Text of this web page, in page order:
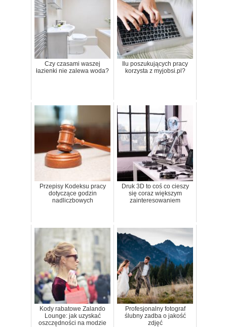
Czy czasami waszej
łazienki nie zalewa woda?
Ilu poszukujących pracy
korzysta z myjobsi.pl?
Przepisy Kodeksu pracy
dotyczące godzin
nadliczbowych
Druk 3D to coś co cieszy
się coraz większym
zainteresowaniem
Kody rabatowe Zalando
Lounge: jak uzyskać
oszczędności na modzie
Profesjonalny fotograf
ślubny zadba o jakość
zdjęć